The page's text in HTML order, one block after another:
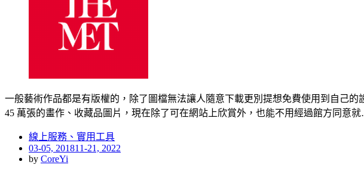
一般藝術作品都是有版權的，除了圖檔無法讓人隨意下載更別提想免費使用到自己
45 萬張的畫作、收藏品圖片，現在除了可在網站上欣賞外，也能不用經過館方同意
線上服務、實用工具
Posted
on
03-05, 201811-21, 2022
by CoreYi